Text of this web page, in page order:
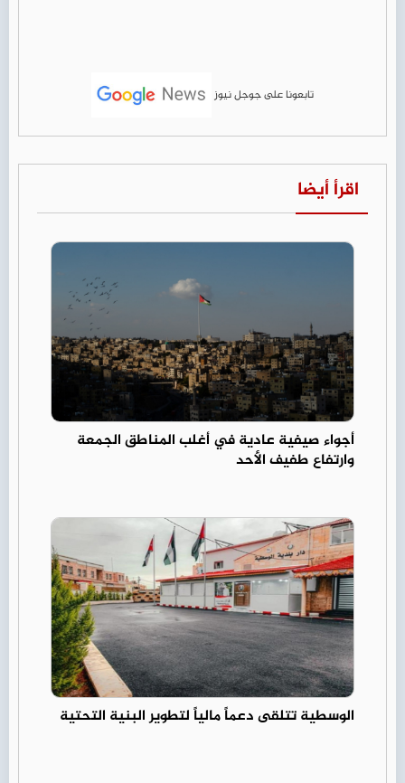
تابعونا على جوجل نيوز
اقرأ أيضا
أجواء صيفية عادية في أغلب المناطق الجمعة
وارتفاع طفيف الأحد
الوسطية تتلقى دعماً مالياً لتطوير البنية التحتية